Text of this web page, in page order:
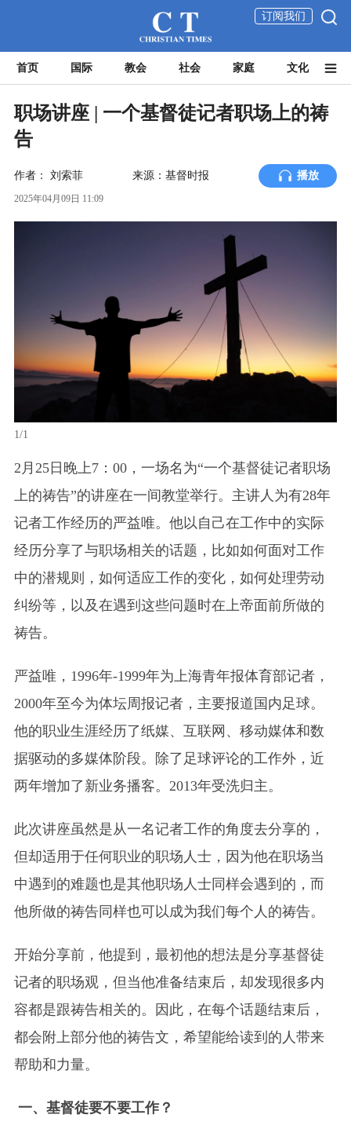
订阅我们
首页 国际 教会 社会 家庭 文化
职场讲座 | 一个基督徒记者职场上的祷
告
作者： 刘索菲 来源：基督时报 播放
2025年04月09日 11:09
1/1
2月25日晚上7：00，一场名为“一个基督徒记者职场
上的祷告”的讲座在一间教堂举行。主讲人为有28年
记者工作经历的严益唯。他以自己在工作中的实际
经历分享了与职场相关的话题，比如如何面对工作
中的潜规则，如何适应工作的变化，如何处理劳动
纠纷等，以及在遇到这些问题时在上帝面前所做的
祷告。
严益唯，1996年-1999年为上海青年报体育部记者，
2000年至今为体坛周报记者，主要报道国内足球。
他的职业生涯经历了纸媒、互联网、移动媒体和数
据驱动的多媒体阶段。除了足球评论的工作外，近
两年增加了新业务播客。2013年受洗归主。
此次讲座虽然是从一名记者工作的角度去分享的，
但却适用于任何职业的职场人士，因为他在职场当
中遇到的难题也是其他职场人士同样会遇到的，而
他所做的祷告同样也可以成为我们每个人的祷告。
开始分享前，他提到，最初他的想法是分享基督徒
记者的职场观，但当他准备结束后，却发现很多内
容都是跟祷告相关的。因此，在每个话题结束后，
都会附上部分他的祷告文，希望能给读到的人带来
帮助和力量。
一、基督徒要不要工作？